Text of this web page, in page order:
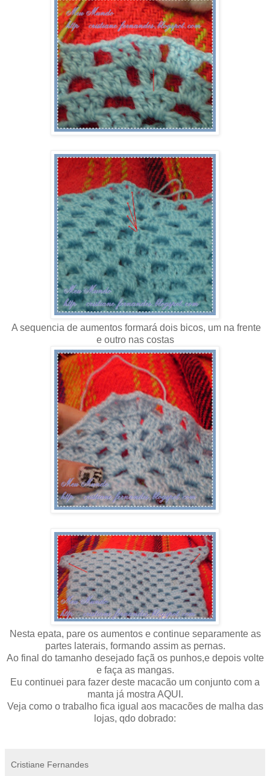
A sequencia de aumentos formará dois bicos, um na frente
e outro nas costas
Nesta epata, pare os aumentos e continue separamente as
partes laterais, formando assim as pernas.
Ao final do tamanho desejado façã os punhos,e depois volte
e faça as mangas.
Eu continuei para fazer deste macacão um conjunto com a
manta já mostra AQUI.
Veja como o trabalho fica igual aos macacões de malha das
lojas, qdo dobrado:
Cristiane Fernandes